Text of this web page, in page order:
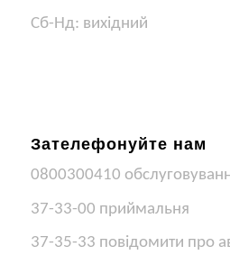
Сб-Нд: вихідний
Зателефонуйте нам
0800300410
37-33-00 приймальня
37-35-33 повідомити про